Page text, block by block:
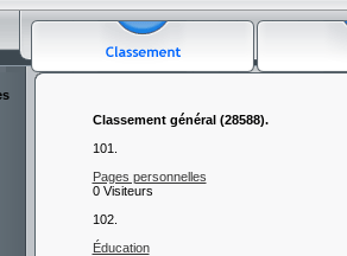
Classement général (28588).
101.
Pages personnelles
0 Visiteurs
102.
Éducation